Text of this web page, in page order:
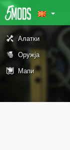
Алатки
Оружја
Мапи